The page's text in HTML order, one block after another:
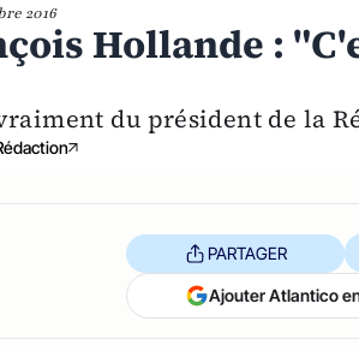
2016
Hollande :
du président de la
PARTAGER
Ajouter Atlantico